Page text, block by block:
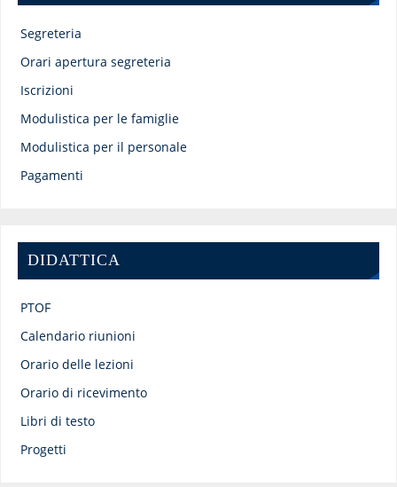
Segreteria
Orari apertura segreteria
Iscrizioni
Modulistica per le famiglie
Modulistica per il personale
Pagamenti
DIDATTICA
PTOF
Calendario riunioni
Orario delle lezioni
Orario di ricevimento
Libri di testo
Progetti